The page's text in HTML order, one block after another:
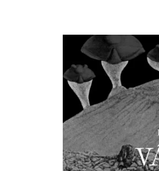
VÝVAR
NEJEN
300 Kč
Was: